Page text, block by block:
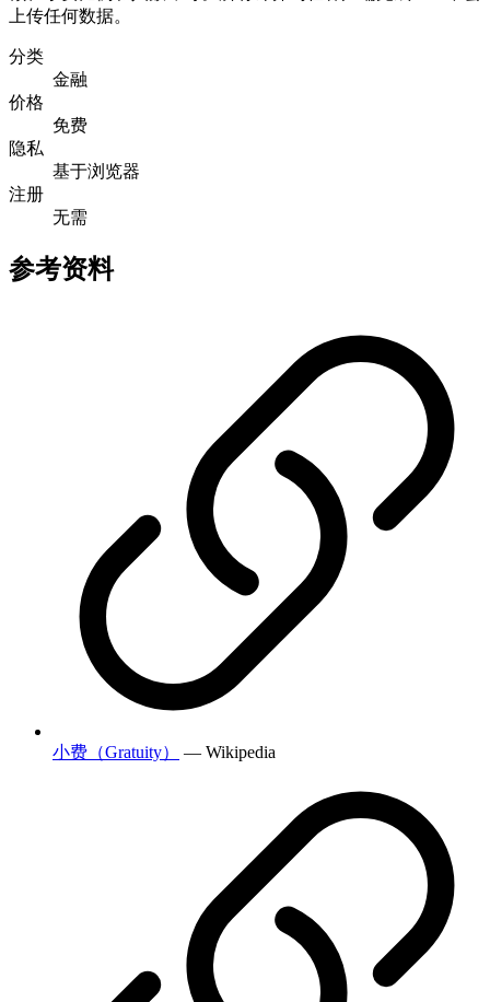
上传任何数据。
分类
金融
价格
免费
隐私
基于浏览器
注册
无需
参考资料
小费（Gratuity） — Wikipedia